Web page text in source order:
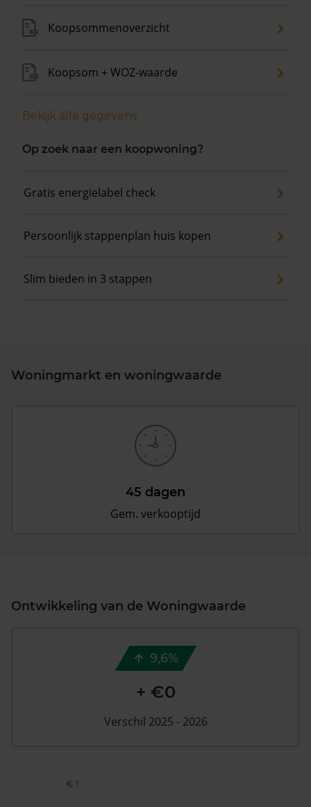
Koopsommenoverzicht
Koopsom + WOZ-waarde
Bekijk alle gegevens
Op zoek naar een koopwoning?
Gratis energielabel check
Persoonlijk stappenplan huis kopen
Slim bieden in 3 stappen
Woningmarkt en woningwaarde
45 dagen
Gem. verkooptijd
Ontwikkeling van de Woningwaarde
€ 1
9,6%
+ €0
Verschil 2025 - 2026